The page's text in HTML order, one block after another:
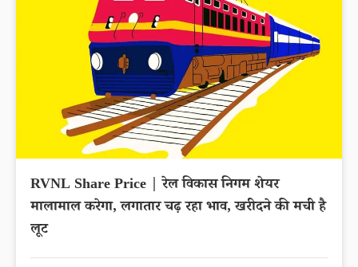
RVNL Share Price | रेल विकास निगम शेयर
मालामाल करेगा, लगातार चढ़ रहा भाव, खरीदने की मची है
लूट